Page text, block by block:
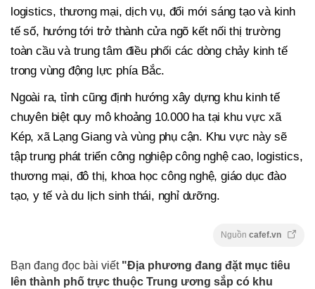
logistics, thương mại, dịch vụ, đổi mới sáng tạo và kinh
tế số, hướng tới trở thành cửa ngõ kết nối thị trường
toàn cầu và trung tâm điều phối các dòng chảy kinh tế
trong vùng động lực phía Bắc.
Ngoài ra, tỉnh cũng định hướng xây dựng khu kinh tế
chuyên biệt quy mô khoảng 10.000 ha tại khu vực xã
Kép, xã Lạng Giang và vùng phụ cận. Khu vực này sẽ
tập trung phát triển công nghiệp công nghệ cao, logistics,
thương mại, đô thị, khoa học công nghệ, giáo dục đào
tạo, y tế và du lịch sinh thái, nghỉ dưỡng.
Nguồn cafef.vn
Bạn đang đọc bài viết "Địa phương đang đặt mục tiêu
lên thành phố trực thuộc Trung ương sắp có khu